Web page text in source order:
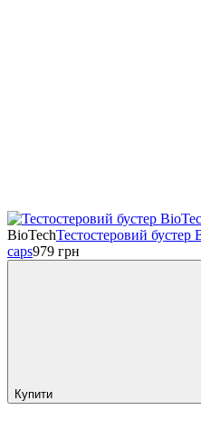
BioTechТестостеровий
caps979 грн
Купити